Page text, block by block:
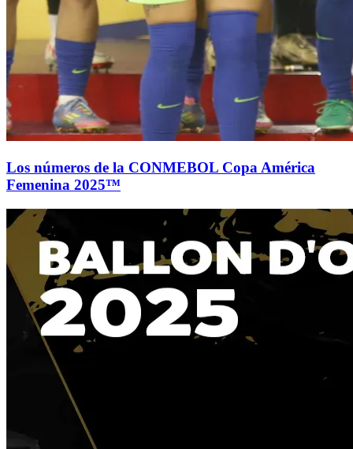
Los números de la CONMEBOL Copa América
Femenina 2025™